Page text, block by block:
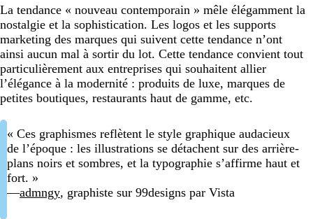
La tendance « nouveau contemporain » mêle élégamment la
nostalgie et la sophistication. Les logos et les supports
marketing des marques qui suivent cette tendance n’ont
ainsi aucun mal à sortir du lot. Cette tendance convient tout
particulièrement aux entreprises qui souhaitent allier
l’élégance à la modernité : produits de luxe, marques de
petites boutiques, restaurants haut de gamme, etc.
« Ces graphismes reflètent le style graphique audacieux
de l’époque : les illustrations se détachent sur des arrière-
plans noirs et sombres, et la typographie s’affirme haut et
fort. »
—admngy, graphiste sur 99designs par Vista